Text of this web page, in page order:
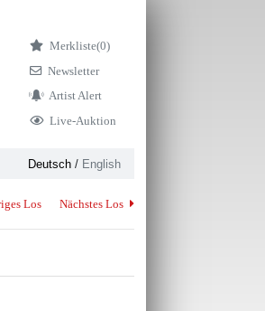
Merkliste(0)
Newsletter
Artist Alert
Live-Auktion
Deutsch/ English
Los Nächstes Los